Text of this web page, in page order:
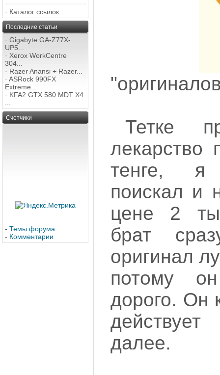
· Каталог ссылок
Последние статьи
· Gigabyte GA-Z77X-
UP5...
· Xerox WorkCentre
304...
· Razer Anansi + Razer...
· ASRock 990FX
Extreme...
· KFA2 GTX 580 MDT X4
Счетчики
- Темы форума
- Комментарии
Тетке
лекарство
тенге, я
поискал и
цене 2
брат
оригинал
потому
дорого. Он
далее.